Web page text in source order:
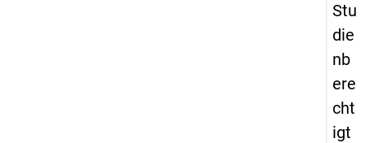
Stu
die
nb
ere
cht
igt